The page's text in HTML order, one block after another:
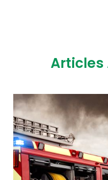
Articles